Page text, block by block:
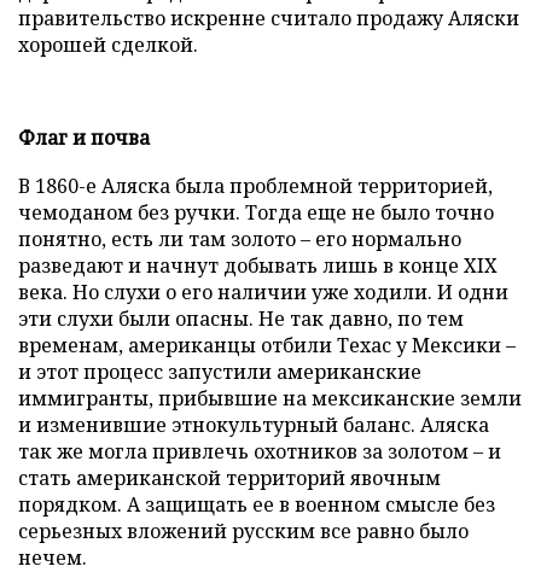
правительство искренне считало продажу Аляски
хорошей сделкой.
Флаг и почва
В 1860-е Аляска была проблемной территорией,
чемоданом без ручки. Тогда еще не было точно
понятно, есть ли там золото – его нормально
разведают и начнут добывать лишь в конце XIX
века. Но слухи о его наличии уже ходили. И одни
эти слухи были опасны. Не так давно, по тем
временам, американцы отбили Техас у Мексики –
и этот процесс запустили американские
иммигранты, прибывшие на мексиканские земли
и изменившие этнокультурный баланс. Аляска
так же могла привлечь охотников за золотом – и
стать американской территорий явочным
порядком. А защищать ее в военном смысле без
серьезных вложений русским все равно было
нечем.